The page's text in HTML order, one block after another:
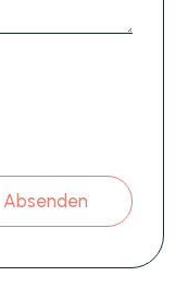
Absenden